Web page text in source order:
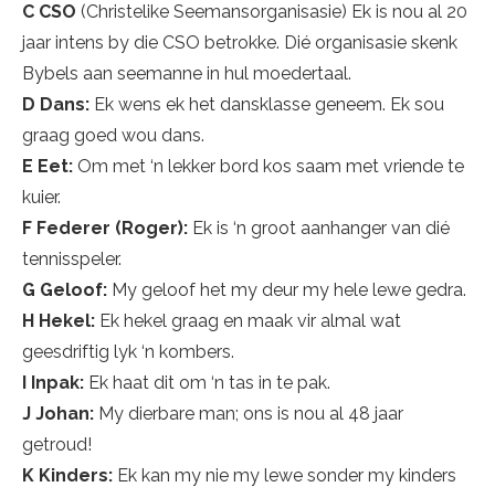
C CSO (Christelike Seemansorganisasie) Ek is nou al 20
jaar intens by die CSO betrokke. Dié organisasie skenk
Bybels aan seemanne in hul moedertaal.
D Dans: Ek wens ek het dansklasse geneem. Ek sou
graag goed wou dans.
E Eet: Om met ‘n lekker bord kos saam met vriende te
kuier.
F Federer (Roger): Ek is ‘n groot aanhanger van dié
tennisspeler.
G Geloof: My geloof het my deur my hele lewe gedra.
H Hekel: Ek hekel graag en maak vir almal wat
geesdriftig lyk ‘n kombers.
I Inpak: Ek haat dit om ‘n tas in te pak.
J Johan: My dierbare man; ons is nou al 48 jaar
getroud!
K Kinders: Ek kan my nie my lewe sonder my kinders